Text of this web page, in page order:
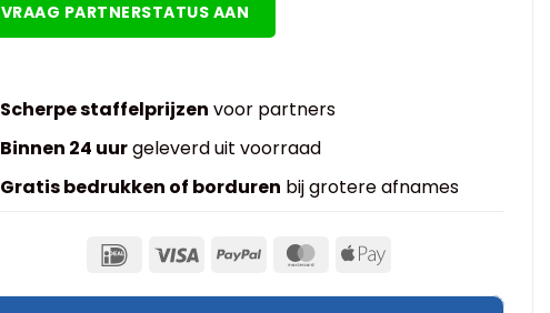
VRAAG PARTNERSTATUS AAN
Scherpe staffelprijzen voor partners
Binnen 24 uurgeleverd uit voorraad
Gratis bedrukken of borduren bij grotere afnames